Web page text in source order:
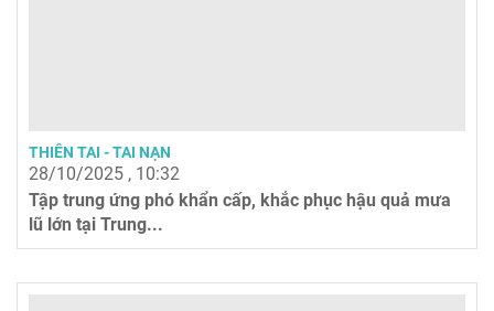
THIÊN TAI - TAI NẠN
28/10/2025 , 10:32
Tập trung ứng phó khẩn cấp, khắc phục hậu quả mưa
lũ lớn tại Trung...